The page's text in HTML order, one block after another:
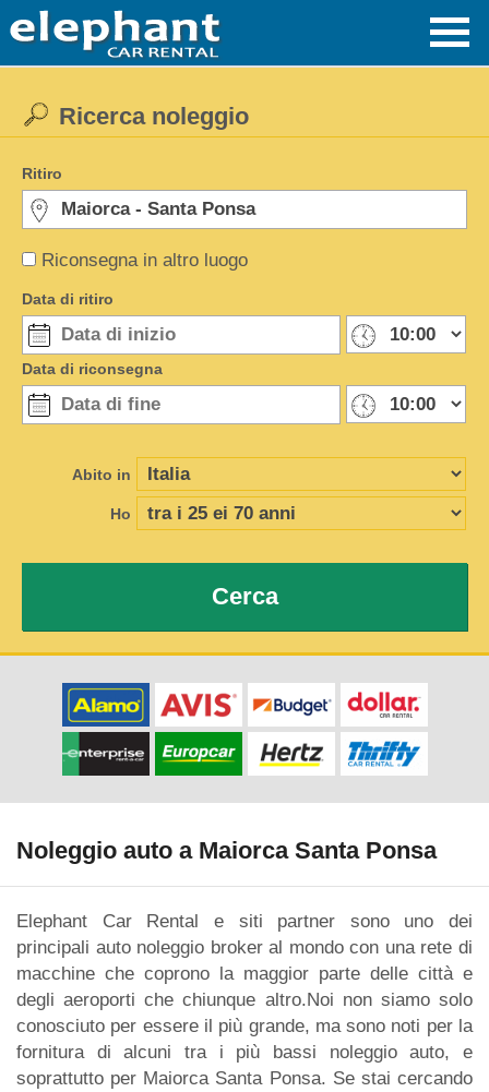
Riconsegna in altro luogo
Ricerca noleggio
Ritiro
Data di ritiro
Data di riconsegna
Abito in
Ho
Cerca
Noleggio auto a Maiorca Santa Ponsa
Elephant Car Rental e siti partner sono uno dei
principali auto noleggio broker al mondo con una rete di
macchine che coprono la maggior parte delle città e
degli aeroporti che chiunque altro.Noi non siamo solo
conosciuto per essere il più grande, ma sono noti per la
fornitura di alcuni tra i più bassi noleggio auto, e
soprattutto per Maiorca Santa Ponsa. Se stai cercando